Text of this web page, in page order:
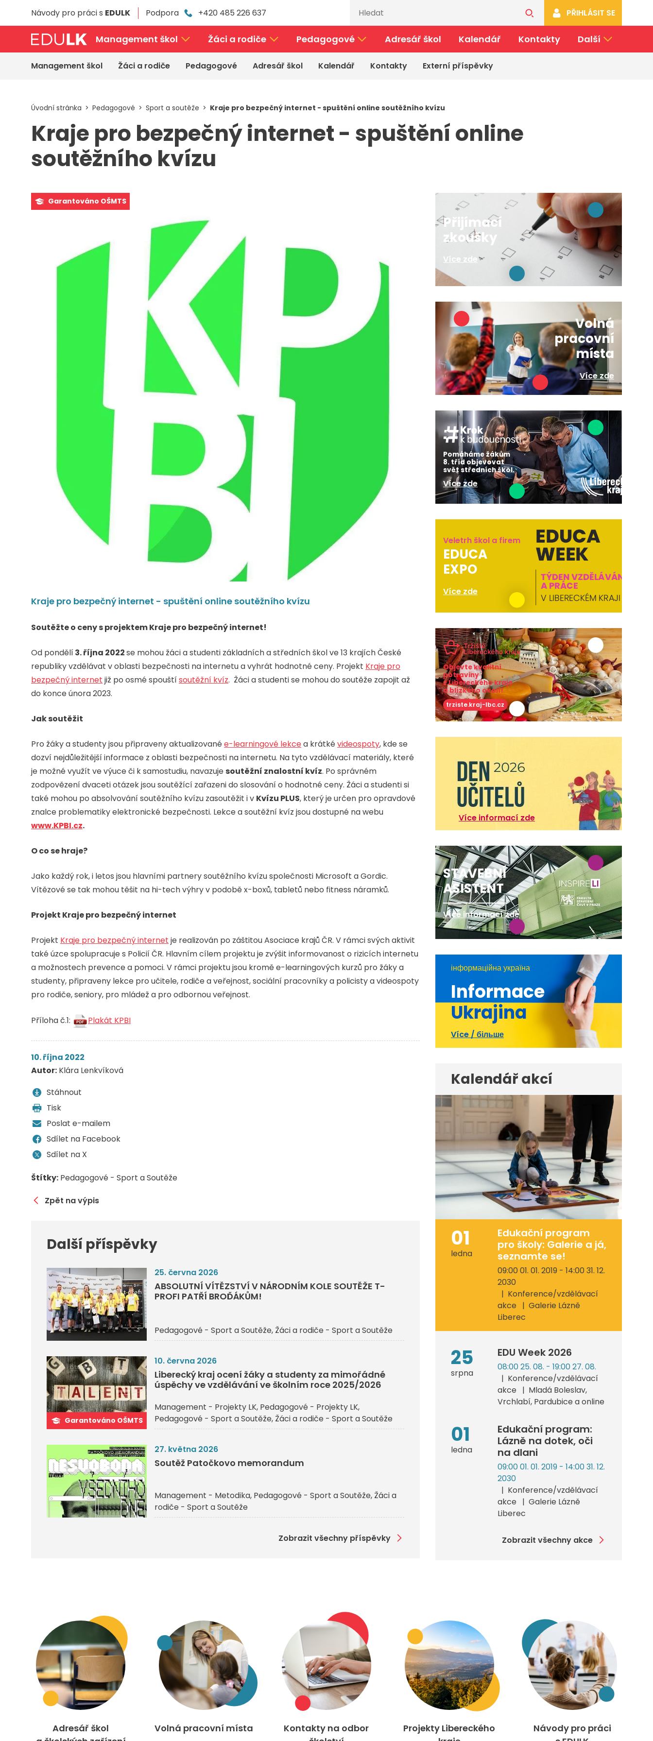
Návody pro práci s EDULK Podpora +420 485 226 637 PŘIHLÁSIT SE
Management škol Žáci a rodiče Pedagogové Adresář škol Kalendář Kontakty Další
Management škol Žáci a rodiče Pedagogové Adresář škol Kalendář Kontakty Externí příspěvky
Úvodní stránka Pedagogové Sport a soutěže Kraje pro bezpečný internet - spuštění online soutěžního kvízu
Kraje pro bezpečný internet - spuštění online
soutěžního kvízu
Garantováno OŠMTS
Kraje pro bezpečný internet - spuštění online soutěžního kvízu
Soutěžte o ceny s projektem Kraje pro bezpečný internet!
Od pondělí3. října 2022se mohou žáci a studenti základních a středních škol ve 13 krajích České
republiky vzdělávat v oblasti bezpečnosti na internetu a vyhrát hodnotné ceny. Projekt Kraje pro
bezpečný internet již po osmé spouštísoutěžní kvíz. Žáci a studenti se mohou do soutěže zapojit až
do konce února 2023.
Jak soutěžit
Pro žáky a studenty jsou připraveny aktualizovanée-learningové lekcea krátkévideospoty, kde se
dozví nejdůležitější informace z oblasti bezpečnosti na internetu. Na tyto vzdělávací materiály, které
je možné využít ve výuce či k samostudiu, navazuje soutěžní znalostní kvíz. Po správném
zodpovězení dvaceti otázek jsou soutěžící zařazeni do slosování o hodnotné ceny. Žáci a studenti si
také mohou po absolvování soutěžního kvízu zasoutěžit i v Kvízu PLUS, který je určen pro opravdové
znalce problematiky elektronické bezpečnosti. Lekce a soutěžní kvíz jsou dostupné na webu
www.KPBI.cz.
O co se hraje?
Jako každý rok, i letos jsou hlavními partnery soutěžního kvízu společnosti Microsoft a Gordic.
Vítězové se tak mohou těšit na hi-tech výhry v podobě x-boxů, tabletů nebo fitness náramků.
Projekt Kraje pro bezpečný internet
Projekt Kraje pro bezpečný internet je realizován po záštitou Asociace krajů ČR. V rámci svých aktivit
také úzce spolupracuje s Policií ČR. Hlavním cílem projektu je zvýšit informovanost o rizicích internetu
a možnostech prevence a pomoci. V rámci projektu jsou kromě e-learningových kurzů pro žáky a
studenty, připraveny lekce pro učitele, rodiče a veřejnost, sociální pracovníky a policisty a videospoty
pro rodiče, seniory, pro mládež a pro odbornou veřejnost.
Příloha č.1: Plakát KPBI
10. října 2022
Autor: Klára Lenkvíková
Stáhnout
Tisk
Poslat e-mailem
Sdílet na Facebook
Sdílet na X
Štítky: Pedagogové - Sport a Soutěže
Zpět na výpis
Další příspěvky
25. června 2026
ABSOLUTNÍ VÍTĚZSTVÍ V NÁRODNÍM KOLE SOUTĚŽE T-
PROFI PATŘÍ BROĎÁKŮM!
Pedagogové - Sport a Soutěže Žáci a rodiče - Sport a Soutěže
Garantováno OŠMTS
10. června 2026
Liberecký kraj ocení žáky a studenty za mimořádné
úspěchy ve vzdělávání ve školním roce 2025/2026
Management - Projekty LK Pedagogové - Projekty LK
Pedagogové - Sport a Soutěže Žáci a rodiče - Sport a Soutěže
27. května 2026
Soutěž Patočkovo memorandum
Management - Metodika Pedagogové - Sport a Soutěže Žáci a
rodiče - Sport a Soutěže
Zobrazit všechny příspěvky
Přijímací
zkoušky
Více zde
Volná
pracovní
místa
Více zde
Pomáháme žákům
8. tříd objevovat
svět středních škol.
Více zde
Veletrh škol a firem
EDUCA
EXPO
Více zde
Objevte kvalitní
potraviny
z Libereckého kraje
a blízkého okolí!
trziste.kraj-lbc.cz
Více informací zde
STAVEBNÍ
ASISTENT
Více informací zde
інформаційна україна
Informace
Ukrajina
Více / більше
Kalendář akcí
01
ledna
Edukační program
pro školy: Galerie a já,
seznamte se!
09:00 01. 01. 2019 - 14:00 31. 12.
2030
Konference/vzdělávací
akce
Galerie Lázně
Liberec
25
srpna
EDU Week 2026
08:00 25. 08. - 19:00 27. 08.
Konference/vzdělávací
akce
Mladá Boleslav,
Vrchlabí, Pardubice a online
01
ledna
Edukační program:
Lázně na dotek, oči
na dlani
09:00 01. 01. 2019 - 14:00 31. 12.
2030
Konference/vzdělávací
akce
Galerie Lázně
Liberec
Zobrazit všechny akce
Adresář škol
Volná pracovní místa
Kontakty na odbor
Projekty Libereckého
Návody pro práci